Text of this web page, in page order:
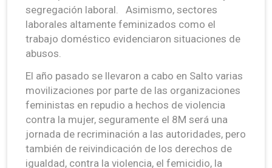
segregación laboral. Asimismo, sectores
laborales altamente feminizados como el
trabajo doméstico evidenciaron situaciones de
abusos.
El año pasado se llevaron a cabo en Salto varias
movilizaciones por parte de las organizaciones
feministas en repudio a hechos de violencia
contra la mujer, seguramente el 8M será una
jornada de recriminación a las autoridades, pero
también de reivindicación de los derechos de
igualdad, contra la violencia, el femicidio, la